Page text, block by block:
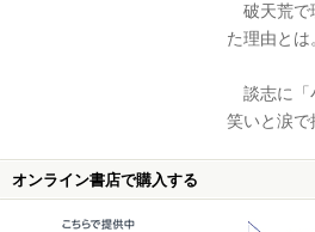
破天荒で
た理由とは
談志に「
笑いと涙で
オンライン書店で購入する